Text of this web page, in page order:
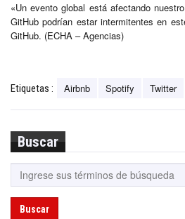
«Un evento global está afectando
GitHub podrían estar intermitentes en
GitHub. (ECHA – Agencias)
Etiquetas : Airbnb Spotify Twitter
Buscar
Buscar